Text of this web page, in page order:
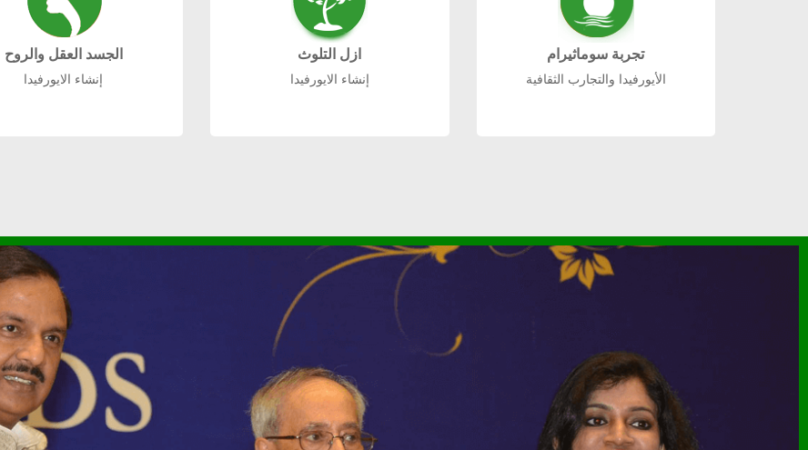
الجسد العقل والروح
إنشاء الايورفيدا
ازل التلوث
إنشاء الايورفيدا
تجربة سوماثيرام
الأيورفيدا والتجارب الثقافية